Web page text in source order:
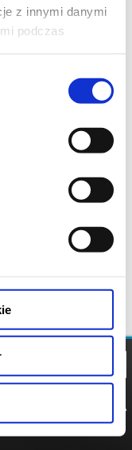
z innymi danymi
podczas
POLITYKA